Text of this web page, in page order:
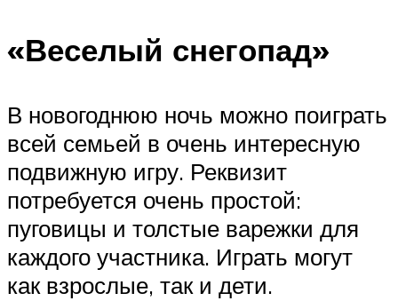
«Веселый снегопад»
В новогоднюю ночь можно поиграть
всей семьей в очень интересную
подвижную игру. Реквизит
потребуется очень простой:
пуговицы и толстые варежки для
каждого участника. Играть могут
как взрослые, так и дети.